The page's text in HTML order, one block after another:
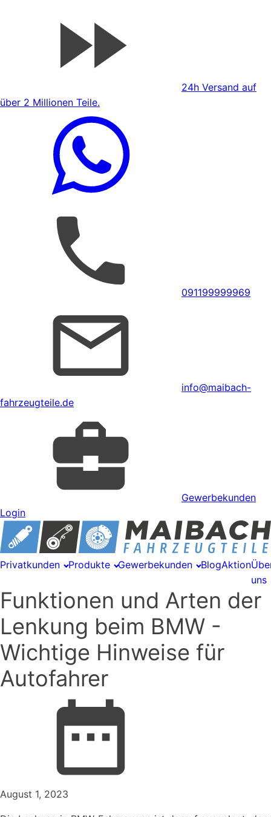
24h Versand auf
über 2 Millionen Teile.
091199999969
info@maibach-
fahrzeugteile.de
Gewerbekunden
Login
Privatkunden Produkte Gewerbekunden BlogAktion
uns
Funktionen und Arten der
Lenkung beim BMW -
Wichtige Hinweise für
Autofahrer
August 1, 2023